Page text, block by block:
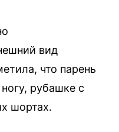
вид
что парень
рубашке с
шортах.